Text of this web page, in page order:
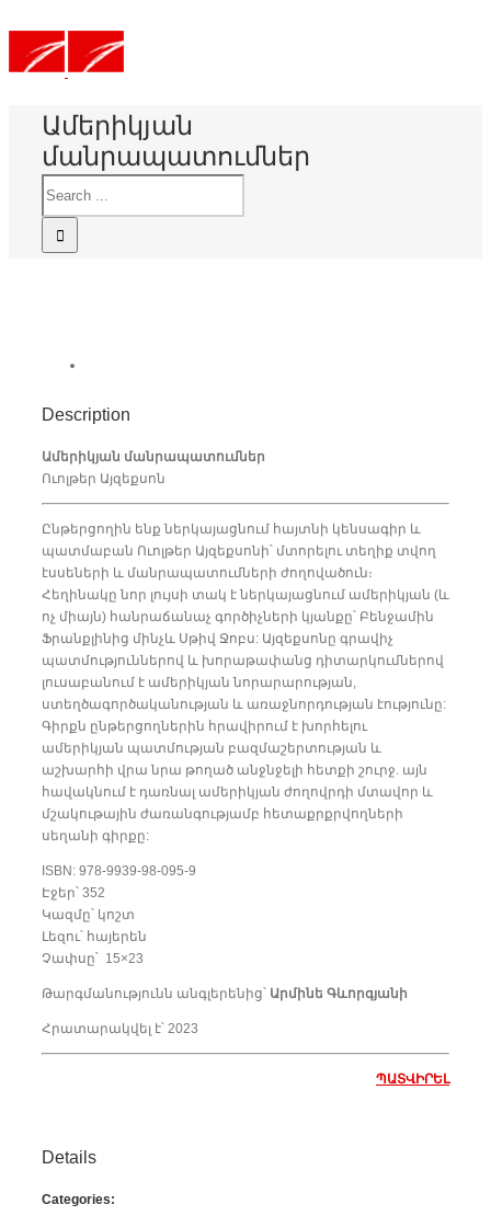
Ամերիկյան
մանրապատումներ
Description
Ամերիկյան մանրապատումներ
Ուոլթեր Այզեքսոն
Ընթերցողին ենք ներկայացնում հայտնի կենսագիր և
պատմաբան Ուոլթեր Այզեքսոնի՝ մտորելու տեղիք տվող
էսսեների և մանրապատումների ժողովածուն։
Հեղինակը նոր լույսի տակ է ներկայացնում ամերիկյան (և
ոչ միայն) հանրաճանաչ գործիչների կյանքը՝ Բենջամին
Ֆրանքլինից մինչև Սթիվ Ջոբս: Այզեքսոնը գրավիչ
պատմություններով և խորաթափանց դիտարկումներով
լուսաբանում է ամերիկյան նորարարության,
ստեղծագործականության և առաջնորդության էությունը:
Գիրքն ընթերցողներին հրավիրում է խորհելու
ամերիկյան պատմության բազմաշերտության և
աշխարհի վրա նրա թողած անջնջելի հետքի շուրջ. այն
հավակնում է դառնալ ամերիկյան ժողովրդի մտավոր և
մշակութային ժառանգությամբ հետաքրքրվողների
սեղանի գիրքը:
ISBN: 978-9939-98-095-9
Էջեր՝ 352
Կազմը՝ կոշտ
Լեզու՝ հայերեն
Չափսը՝ 15×23
Թարգմանությունն անգլերենից՝ Արմինե Գևորգյանի
Հրատարակվել է՝ 2023
ՊԱՏՎԻՐԵԼ
Details
Categories: